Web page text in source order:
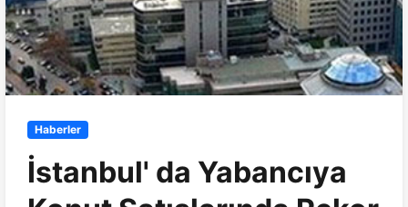
Haberler
İstanbul' da Yabancıya